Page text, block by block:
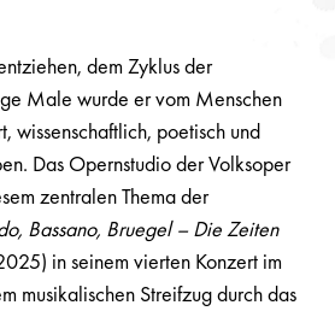
dem Zyklus der
Male wurde er vom Menschen
wissenschaftlich, poetisch und
Das Opernstudio der Volksoper
zentralen Thema der
Bassano, Bruegel – Die Zeiten
in seinem vierten Konzert im
musikalischen Streifzug durch das